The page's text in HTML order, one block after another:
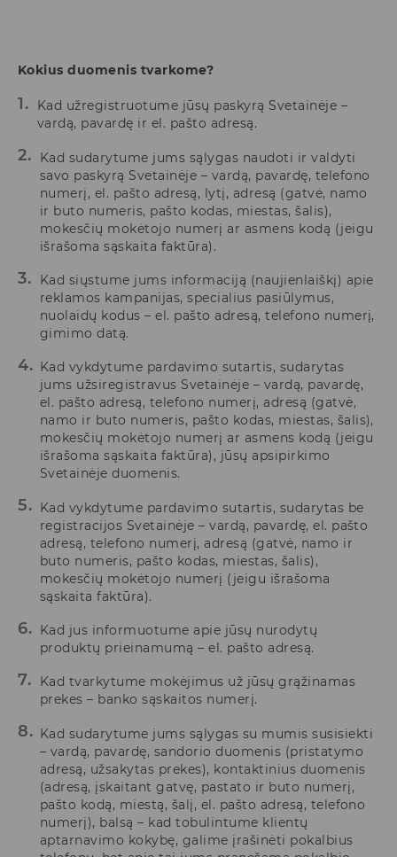
Kokius duomenis tvarkome?
Kad užregistruotume jūsų paskyrą Svetainėje –
vardą, pavardę ir el. pašto adresą.
Kad sudarytume jums sąlygas naudoti ir valdyti
savo paskyrą Svetainėje – vardą, pavardę, telefono
numerį, el. pašto adresą, lytį, adresą (gatvė, namo
ir buto numeris, pašto kodas, miestas, šalis),
mokesčių mokėtojo numerį ar asmens kodą (jeigu
išrašoma sąskaita faktūra).
Kad siųstume jums informaciją (naujienlaiškį) apie
reklamos kampanijas, specialius pasiūlymus,
nuolaidų kodus – el. pašto adresą, telefono numerį,
gimimo datą.
Kad vykdytume pardavimo sutartis, sudarytas
jums užsiregistravus Svetainėje – vardą, pavardę,
el. pašto adresą, telefono numerį, adresą (gatvė,
namo ir buto numeris, pašto kodas, miestas, šalis),
mokesčių mokėtojo numerį ar asmens kodą (jeigu
išrašoma sąskaita faktūra), jūsų apsipirkimo
Svetainėje duomenis.
Kad vykdytume pardavimo sutartis, sudarytas be
registracijos Svetainėje – vardą, pavardę, el. pašto
adresą, telefono numerį, adresą (gatvė, namo ir
buto numeris, pašto kodas, miestas, šalis),
mokesčių mokėtojo numerį (jeigu išrašoma
sąskaita faktūra).
Kad jus informuotume apie jūsų nurodytų
produktų prieinamumą – el. pašto adresą.
Kad tvarkytume mokėjimus už jūsų grąžinamas
prekes – banko sąskaitos numerį.
Kad sudarytume jums sąlygas su mumis susisiekti
– vardą, pavardę, sandorio duomenis (pristatymo
adresą, užsakytas prekes), kontaktinius duomenis
(adresą, įskaitant gatvę, pastato ir buto numerį,
pašto kodą, miestą, šalį, el. pašto adresą, telefono
numerį), balsą – kad tobulintume klientų
aptarnavimo kokybę, galime įrašinėti pokalbius